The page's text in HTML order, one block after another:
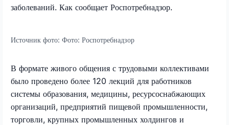
заболеваний. Как сообщает Роспотребнадзор.
Источник фото: Фото: Роспотребнадзор
В формате живого общения с трудовыми коллективами
было проведено более 120 лекций для работников
системы образования, медицины, ресурсоснабжающих
организаций, предприятий пищевой промышленности,
торговли, крупных промышленных холдингов и